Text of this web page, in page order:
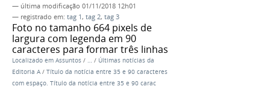
— última modificação 01/11/2018 12h01
— registrado em: tag 1, tag 2, tag 3
Foto no tamanho 664 pixels de
largura com legenda em 90
caracteres para formar três linhas
Localizado em Assuntos / … / Últimas notícias da
Editoria A / Título da notícia entre 35 e 90 caracteres
com espaço. Título da notícia entre 35 e 90 carac